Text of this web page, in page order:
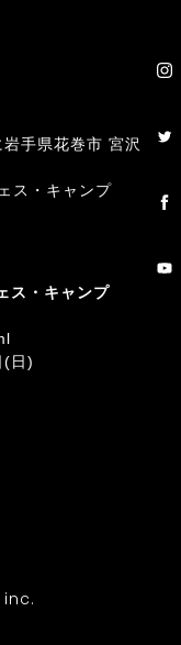
手県花巻市 宮沢
ス・キャンプ
ス・キャンプ
(日)